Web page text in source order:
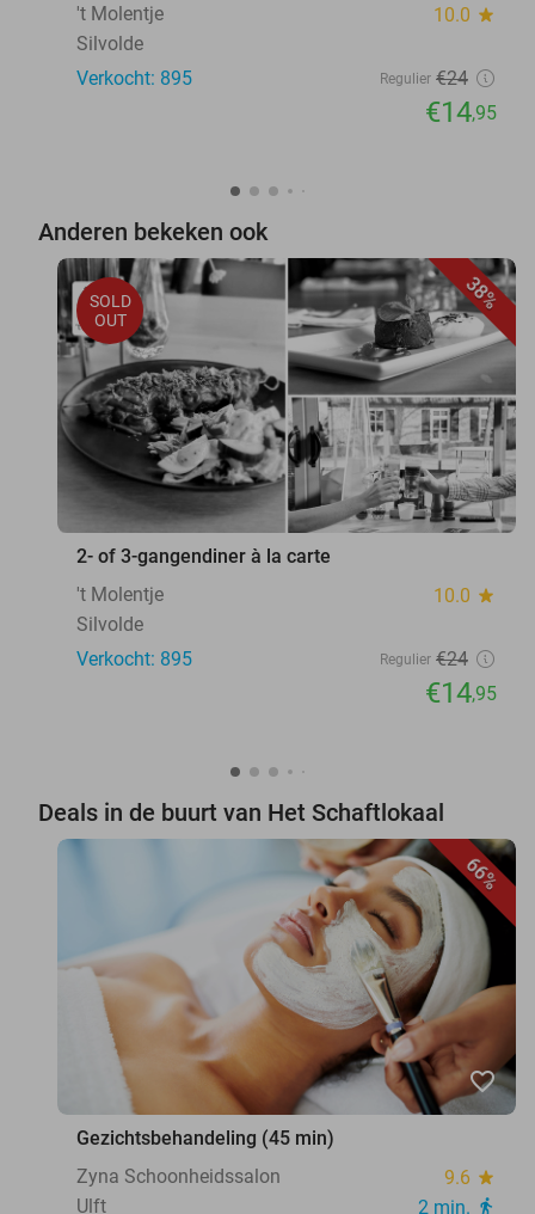
't Molentje
10.0 star
Silvolde
Verkocht: 895
Regulier €24
€14,95
Anderen bekeken ook
38%
SOLD
OUT
2- of 3-gangendiner à la carte
't Molentje
10.0 star
Silvolde
Verkocht: 895
Regulier €24
€14,95
Deals in de buurt van Het Schaftlokaal
66%
favorite_border
Gezichtsbehandeling (45 min)
Zyna Schoonheidssalon
9.6 star
Ulft 2 min. directions_walk